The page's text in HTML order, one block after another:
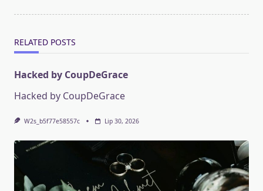
RELATED POSTS
Hacked by CoupDeGrace
Hacked by CoupDeGrace
W2s_b5f77e58557c Lip 30, 2026